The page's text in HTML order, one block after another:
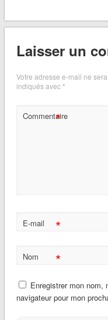
Laisser un
Votre adresse e-mail ne
indiqués avec*
Commentaire
*
E-mail *
Nom *
Enregistrer mon nom,
navigateur pour mon